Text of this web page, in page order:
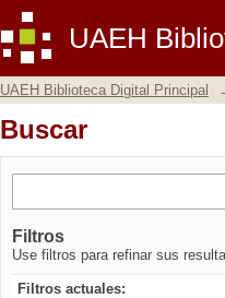
UAEH
Buscar
UAEH Biblioteca Digital Principal
Buscar
Filtros
Use filtros para refinar sus
Filtros actuales: